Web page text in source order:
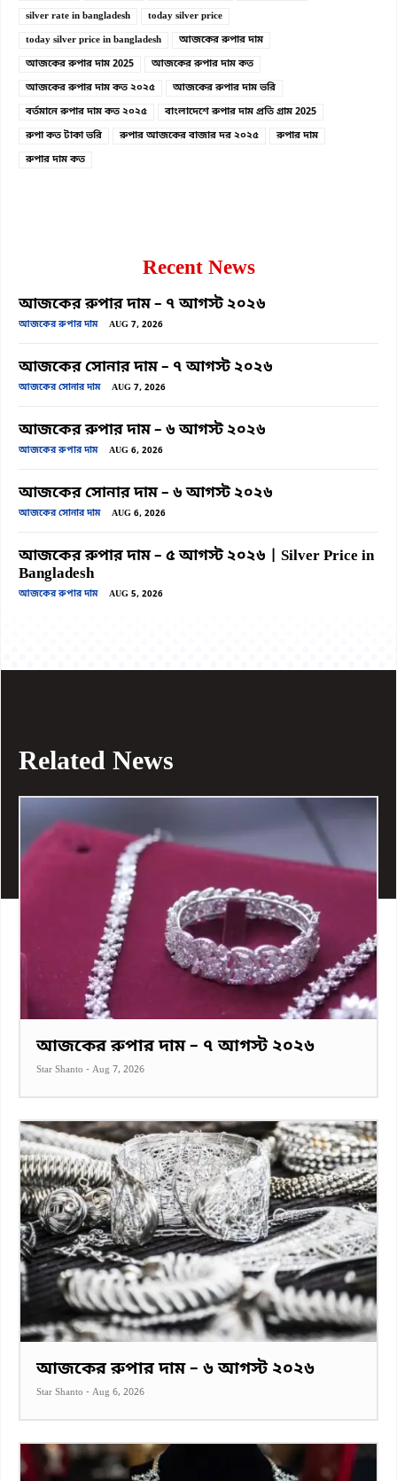
silver rate in bangladesh
today silver price
today silver price in bangladesh
আজকের রুপার দাম
আজকের রুপার দাম 2025
আজকের রুপার দাম কত
আজকের রুপার দাম কত ২০২৫
আজকের রুপার দাম ভরি
বর্তমানে রুপার দাম কত ২০২৫
বাংলাদেশে রুপার দাম প্রতি গ্রাম 2025
রুপা কত টাকা ভরি
রুপার আজকের বাজার দর ২০২৫
রুপার দাম
রুপার দাম কত
Recent News
আজকের রুপার দাম – ৭ আগস্ট ২০২৬
আজকের রুপার দাম AUG 7, 2026
আজকের সোনার দাম – ৭ আগস্ট ২০২৬
আজকের সোনার দাম AUG 7, 2026
আজকের রুপার দাম – ৬ আগস্ট ২০২৬
আজকের রুপার দাম AUG 6, 2026
আজকের সোনার দাম – ৬ আগস্ট ২০২৬
আজকের সোনার দাম AUG 6, 2026
আজকের রুপার দাম – ৫ আগস্ট ২০২৬ | Silver Price in
Bangladesh
আজকের রুপার দাম AUG 5, 2026
Related News
আজকের রুপার দাম – ৭ আগস্ট ২০২৬
Star Shanto - Aug 7, 2026
আজকের রুপার দাম – ৬ আগস্ট ২০২৬
Star Shanto - Aug 6, 2026